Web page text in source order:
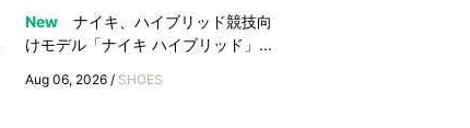
New
ナイキ、ハイブリッド競技向
けモデル「ナイキ ハイブリッド」...
Aug 06, 2026 / SHOES